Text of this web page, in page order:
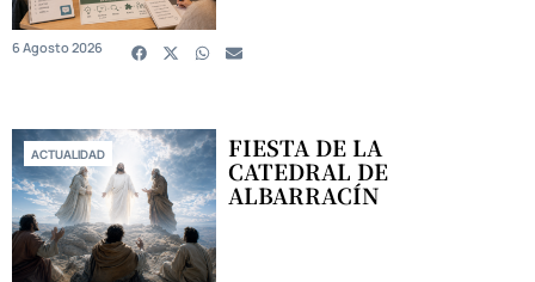
6 Agosto 2026
ACTUALIDAD FIESTA DE LA
CATEDRAL DE
ALBARRACÍN